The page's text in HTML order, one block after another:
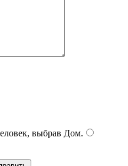
выбрав Дом.